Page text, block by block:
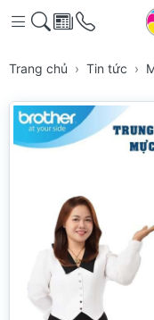
Trang chủ Tin tức